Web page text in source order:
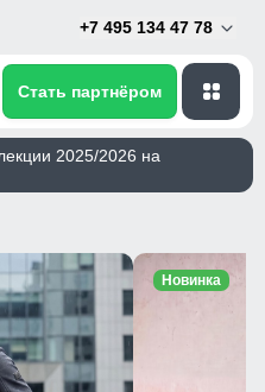
+7 495 134 47 78
Стать партнёром
2025/2026 на
Новинка